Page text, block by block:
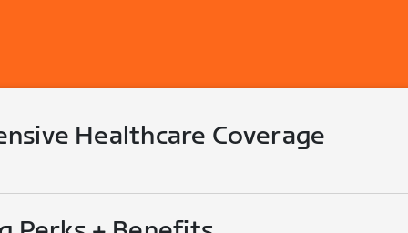
Healthcare Coverage